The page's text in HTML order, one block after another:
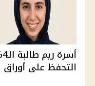
التحفظ على أوراق